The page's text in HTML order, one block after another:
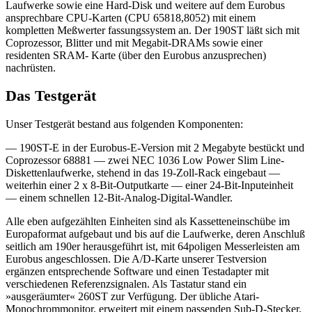
Laufwerke sowie eine Hard-Disk und weitere auf dem Eurobus
ansprechbare CPU-Karten (CPU 65818,8052) mit einem
kompletten Meßwerter fassungssystem an. Der 190ST läßt sich mit
Coprozessor, Blitter und mit Megabit-DRAMs sowie einer
residenten SRAM- Karte (über den Eurobus anzusprechen)
nachrüsten.
Das Testgerät
Unser Testgerät bestand aus folgenden Komponenten:
— 190ST-E in der Eurobus-E-Version mit 2 Megabyte bestückt und
Coprozessor 68881 — zwei NEC 1036 Low Power Slim Line-
Diskettenlaufwerke, stehend in das 19-Zoll-Rack eingebaut —
weiterhin einer 2 x 8-Bit-Outputkarte — einer 24-Bit-Inputeinheit
— einem schnellen 12-Bit-Analog-Digital-Wandler.
Alle eben aufgezählten Einheiten sind als Kassetteneinschübe im
Europaformat aufgebaut und bis auf die Laufwerke, deren Anschluß
seitlich am 190er herausgeführt ist, mit 64poligen Messerleisten am
Eurobus angeschlossen. Die A/D-Karte unserer Testversion
ergänzen entsprechende Software und einen Testadapter mit
verschiedenen Referenzsignalen. Als Tastatur stand ein
»ausgeräumter« 260ST zur Verfügung. Der übliche Atari-
Monochrommonitor, erweitert mit einem passenden Sub-D-Stecker,